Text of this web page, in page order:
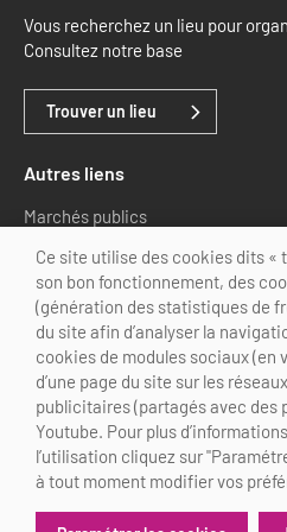
Vous recherchez un lieu pour
Consultez notre base
Trouver un lieu
Autres liens
Marchés publics
Nous suivre
@Choose Paris Region
Mentions légales
Crédits
Ce site utilise des cookies dits «
son bon fonctionnement, des
(génération des statistiques de
du site afin d’analyser la
cookies de modules sociaux (en
d’une page du site sur les
publicitaires (partagés avec des
Youtube. Pour plus
l’utilisation cliquez sur
à tout moment modifier vos